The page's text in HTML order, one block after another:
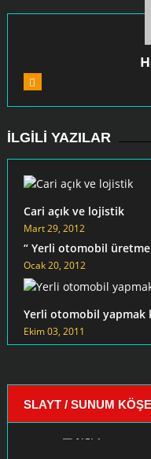
İLGILI YAZILAR
Cari açık ve lojistik
Mart 29, 2012
“ Yerli otomobil
Ocak 20, 2012
Yerli otomobil yapmak
Ekim 03, 2011
SLAYT / SUNUM